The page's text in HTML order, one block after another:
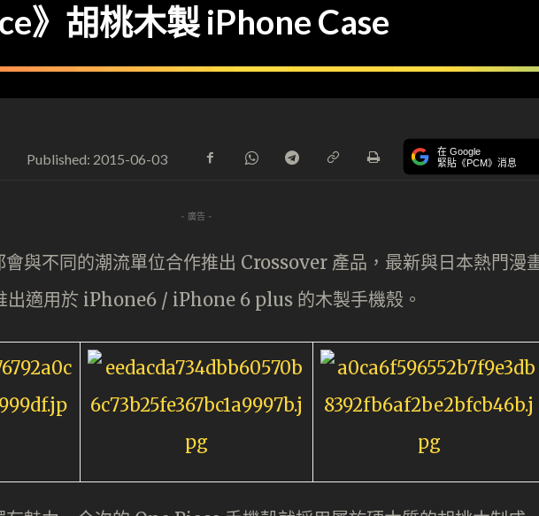
》胡桃木製 iPhone Case
Published: 2015-06-03 在 Google
緊貼《PCM》消息
- 廣告 -
會與不同的潮流單位合作推出 Crossover 產品，最新與日本熱門漫
出適用於 iPhone6 / iPhone 6 plus 的木製手機殼。